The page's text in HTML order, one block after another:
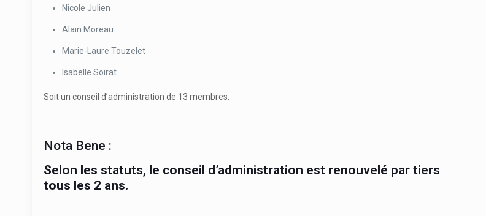
Nicole Julien
Alain Moreau
Marie-Laure Touzelet
Isabelle Soirat.
Soit un conseil d’administration de 13 membres.
Nota Bene :
Selon les statuts, le conseil d’administration est renouvelé par tiers
tous les 2 ans.